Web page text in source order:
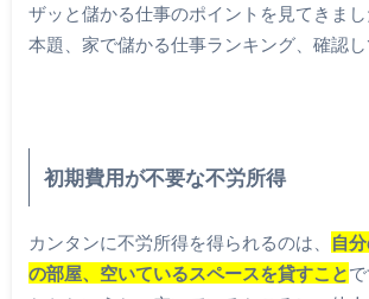
ザッと儲かる仕事のポイントを見てきまし
本題、家で儲かる仕事ランキング、確認し
初期費用が不要な不労所得
カンタンに不労所得を得られるのは、
自
の部屋、空いているスペースを貸すこと